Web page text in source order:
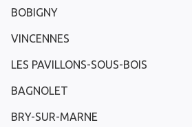
BOBIGNY
VINCENNES
LES PAVILLONS-SOUS-BOIS
BAGNOLET
BRY-SUR-MARNE